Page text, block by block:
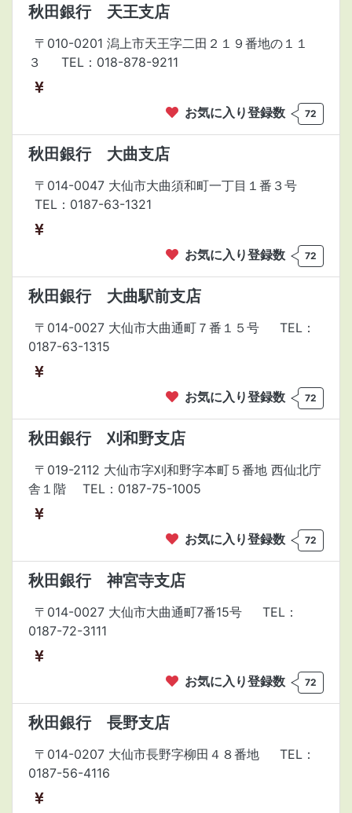
秋田銀行 天王支店
〒010-0201 潟上市天王字二田２１９番地の１１
３
TEL：018-878-9211
お気に入り登録数 72
秋田銀行 大曲支店
〒014-0047 大仙市大曲須和町一丁目１番３号
TEL：0187-63-1321
お気に入り登録数 72
秋田銀行 大曲駅前支店
〒014-0027 大仙市大曲通町７番１５号
TEL：
0187-63-1315
お気に入り登録数 72
秋田銀行 刈和野支店
〒019-2112 大仙市字刈和野字本町５番地 西仙北庁
舎１階
TEL：0187-75-1005
お気に入り登録数 72
秋田銀行 神宮寺支店
〒014-0027 大仙市大曲通町7番15号
TEL：
0187-72-3111
お気に入り登録数 72
秋田銀行 長野支店
〒014-0207 大仙市長野字柳田４８番地
TEL：
0187-56-4116